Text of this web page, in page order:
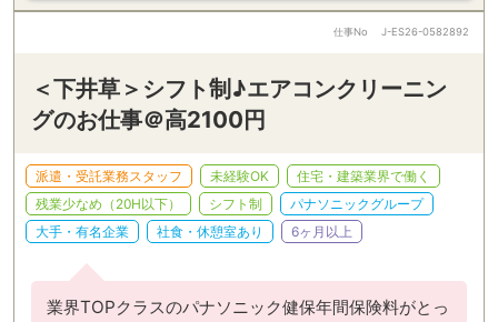
仕事No J-ES26-0582892
＜下井草＞シフト制♪エアコンクリーニン
グのお仕事＠高2100円
派遣・受託業務スタッフ 未経験OK
住宅・建築業界で働く
残業少なめ（20H以下）
シフト制
パナソニックグループ
大手・有名企業
社食・休憩室あり 6ヶ月以上
業界TOPクラスのパナソニック健保年間保険料がとっ